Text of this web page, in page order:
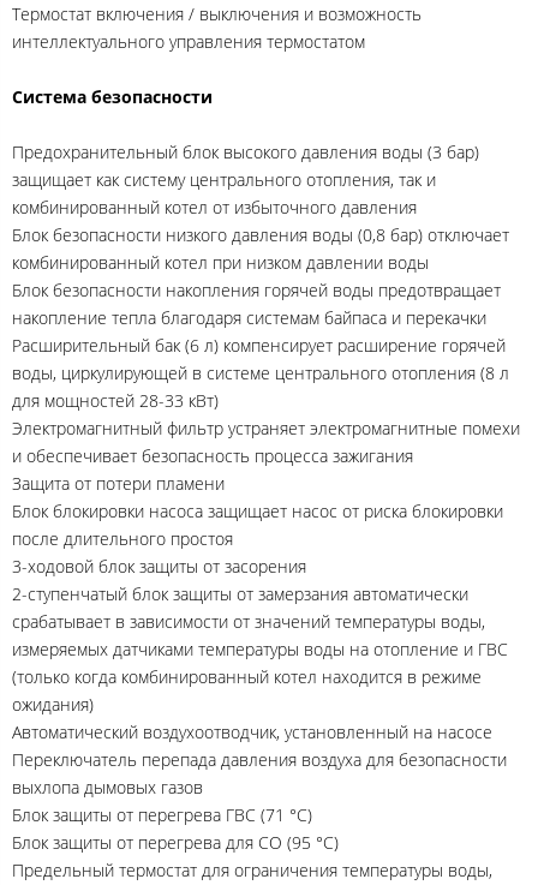
Термостат включения / выключения и возможность
интеллектуального управления термостатом
Система безопасности
Предохранительный блок высокого давления воды (3 бар)
защищает как систему центрального отопления, так и
комбинированный котел от избыточного давления
Блок безопасности низкого давления воды (0,8 бар) отключает
комбинированный котел при низком давлении воды
Блок безопасности накопления горячей воды предотвращает
накопление тепла благодаря системам байпаса и перекачки
Расширительный бак (6 л) компенсирует расширение горячей
воды, циркулирующей в системе центрального отопления (8 л
для мощностей 28-33 кВт)
Электромагнитный фильтр устраняет электромагнитные помехи
и обеспечивает безопасность процесса зажигания
Защита от потери пламени
Блок блокировки насоса защищает насос от риска блокировки
после длительного простоя
3-ходовой блок защиты от засорения
2-ступенчатый блок защиты от замерзания автоматически
срабатывает в зависимости от значений температуры воды,
измеряемых датчиками температуры воды на отопление и ГВС
(только когда комбинированный котел находится в режиме
ожидания)
Автоматический воздухоотводчик, установленный на насосе
Переключатель перепада давления воздуха для безопасности
выхлопа дымовых газов
Блок защиты от перегрева ГВС (71 °С)
Блок защиты от перегрева для СО (95 °С)
Предельный термостат для ограничения температуры воды,